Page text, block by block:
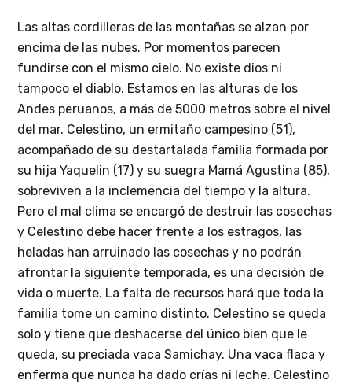
Las altas cordilleras de las montañas se alzan por
encima de las nubes. Por momentos parecen
fundirse con el mismo cielo. No existe dios ni
tampoco el diablo. Estamos en las alturas de los
Andes peruanos, a más de 5000 metros sobre el nivel
del mar. Celestino, un ermitaño campesino (51),
acompañado de su destartalada familia formada por
su hija Yaquelin (17) y su suegra Mamá Agustina (85),
sobreviven a la inclemencia del tiempo y la altura.
Pero el mal clima se encargó de destruir las cosechas
y Celestino debe hacer frente a los estragos, las
heladas han arruinado las cosechas y no podrán
afrontar la siguiente temporada, es una decisión de
vida o muerte. La falta de recursos hará que toda la
familia tome un camino distinto. Celestino se queda
solo y tiene que deshacerse del único bien que le
queda, su preciada vaca Samichay. Una vaca flaca y
enferma que nunca ha dado crías ni leche. Celestino